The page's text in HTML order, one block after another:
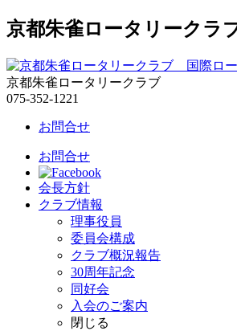
京都朱雀ロータリークラ
京都朱雀ロータリークラブ
075-352-1221
お問合せ
お問合せ
会長方針
クラブ情報
理事役員
委員会構成
クラブ概況報告
30周年記念
同好会
入会のご案内
閉じる